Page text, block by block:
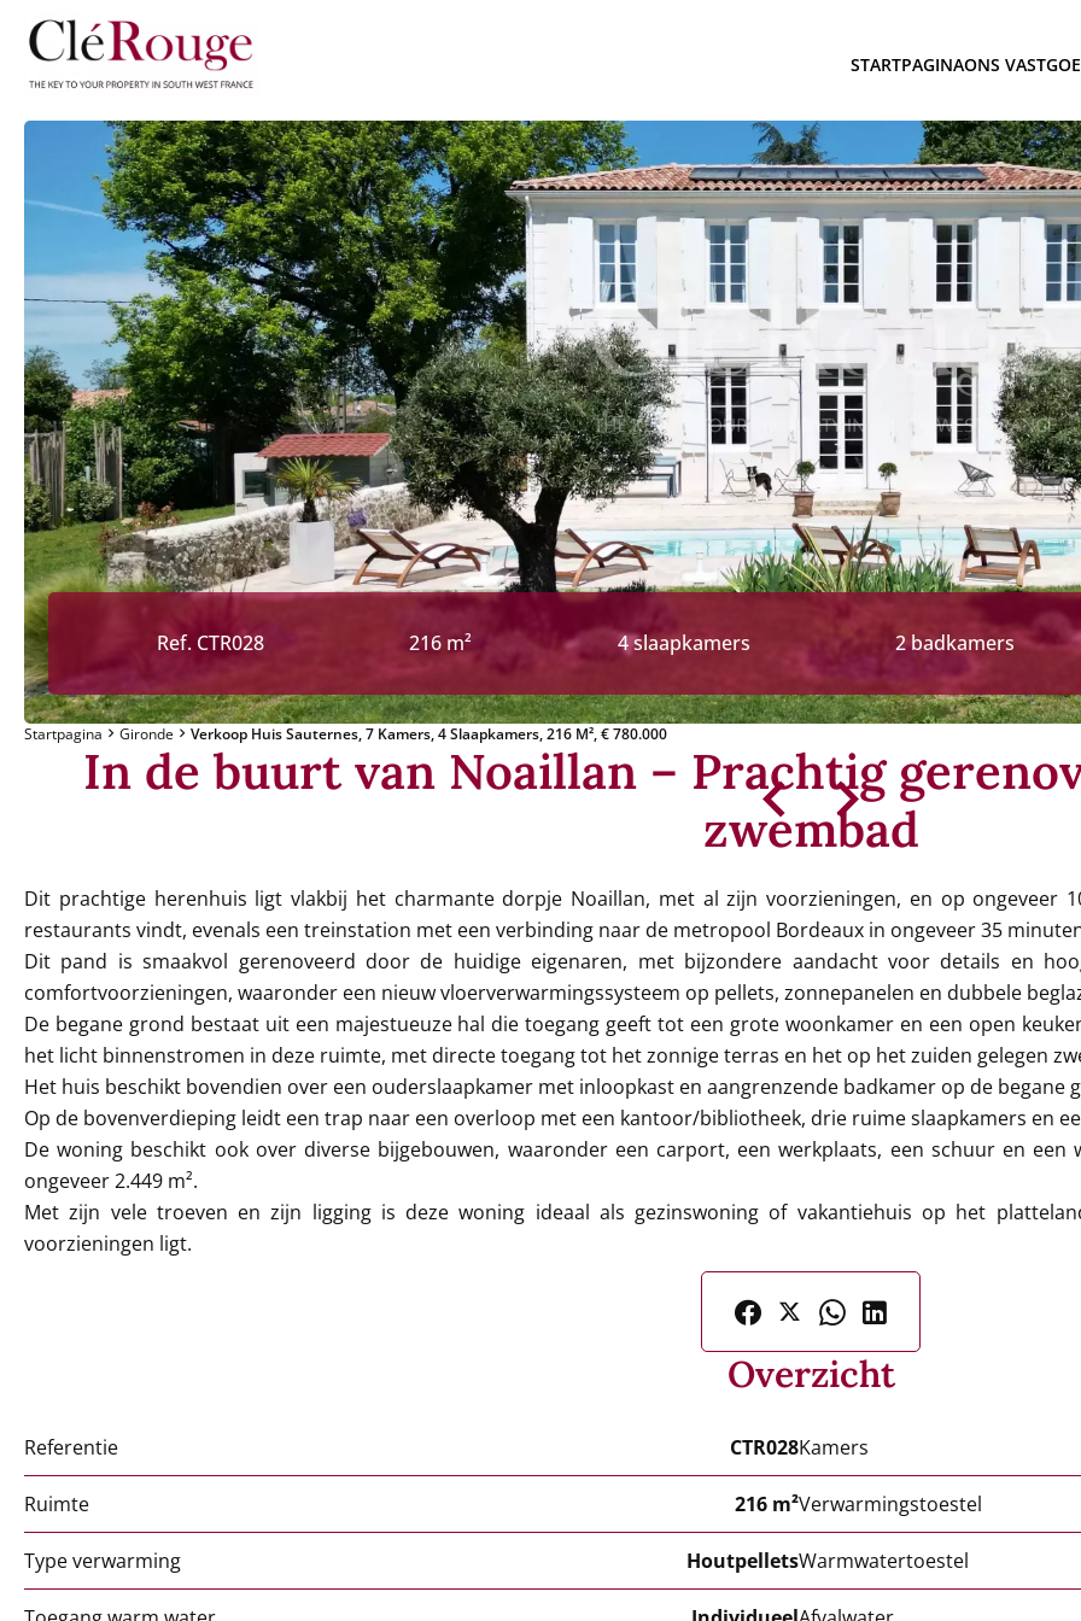
STARTPAGINAONS
Ref. CTR028 216 m² 4 slaapkamers 2 badkamers
Startpagina Gironde Verkoop Huis Sauternes, 7 Kamers, 4 Slaapkamers, 216 M², € 780.000
In de buurt van Noaillan – Prachtig
zwembad
Dit prachtige herenhuis ligt vlakbij het charmante dorpje Noaillan, met al zijn voorzieningen, en op ongeveer
restaurants vindt, evenals een treinstation met een verbinding naar de metropool Bordeaux in ongeveer 35
Dit pand is smaakvol gerenoveerd door de huidige eigenaren, met bijzondere aandacht voor details en
comfortvoorzieningen, waaronder een nieuw vloerverwarmingssysteem op pellets, zonnepanelen en dubbele
De begane grond bestaat uit een majestueuze hal die toegang geeft tot een grote woonkamer en een open
het licht binnenstromen in deze ruimte, met directe toegang tot het zonnige terras en het op het zuiden gelegen
Het huis beschikt bovendien over een ouderslaapkamer met inloopkast en aangrenzende badkamer op de begane
Op de bovenverdieping leidt een trap naar een overloop met een kantoor/bibliotheek, drie ruime slaapkamers en
De woning beschikt ook over diverse bijgebouwen, waaronder een carport, een werkplaats, een schuur en
ongeveer 2.449 m².
Met zijn vele troeven en zijn ligging is deze woning ideaal als gezinswoning of vakantiehuis op het
voorzieningen ligt.
Overzicht
Referentie CTR028Kamers
Ruimte 216 m²Verwarmingstoestel
Type verwarming HoutpelletsWarmwatertoestel